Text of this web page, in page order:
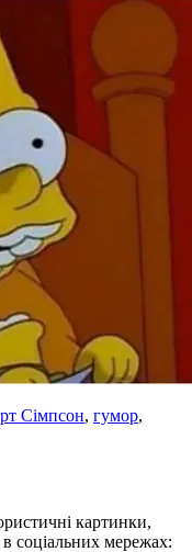
Сімпсон, гумор,
картинки,
соціальних мережах: